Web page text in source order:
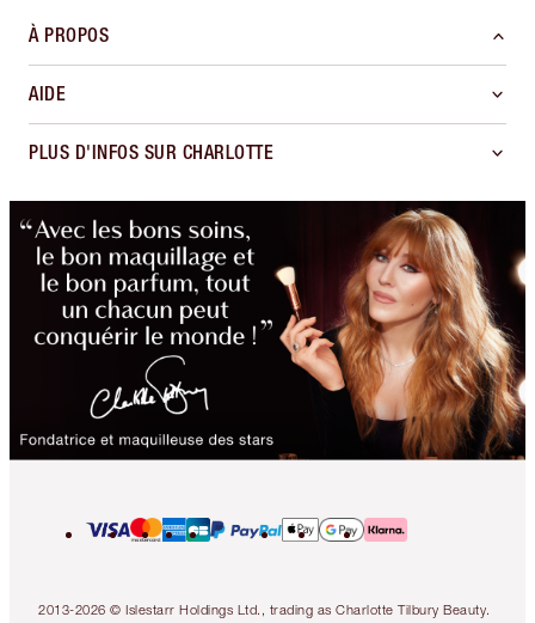
À PROPOS
AIDE
PLUS D'INFOS SUR CHARLOTTE
2013-2026 © Islestarr Holdings Ltd., trading as Charlotte Tilbury Beauty.